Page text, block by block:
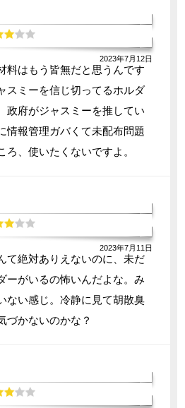
2023年7月12日
料はもう皆無だと思うんです
スミーを信じ切ってるホルダ
政府がジャスミーを推してい
情報管理ガバくて未配布問題
ろ、使いたくないですよ。
2023年7月11日
て絶対ありえないのに、未だ
ーがいるの怖いんだよな。み
ない感じ。冷静に見て胡散臭
づかないのかな？